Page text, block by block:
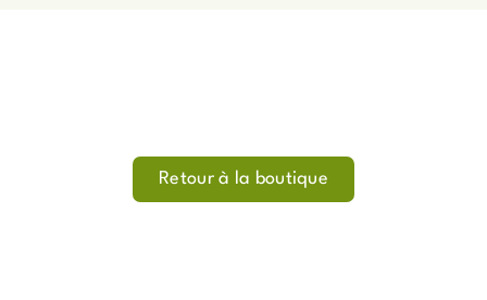
Retour à la boutique